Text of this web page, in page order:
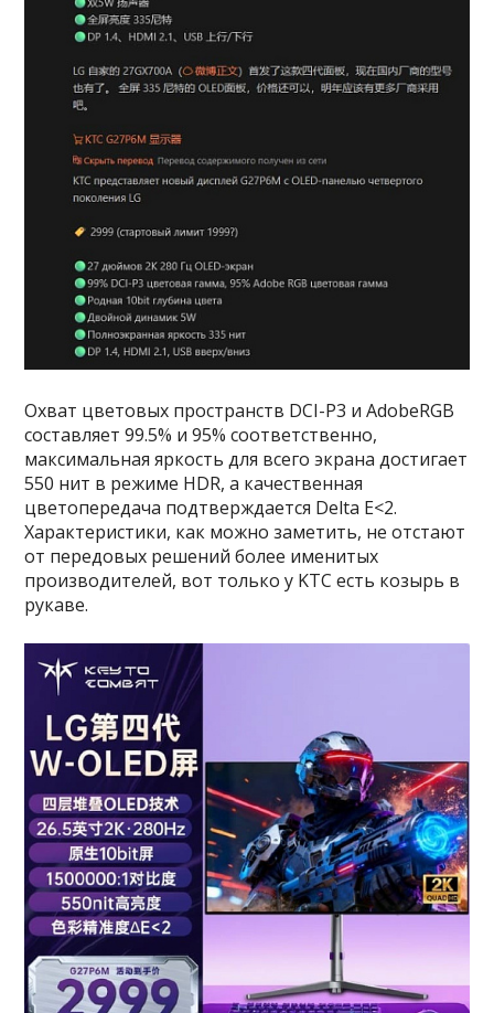
Охват цветовых пространств DCI-P3 и AdobeRGB
составляет 99.5% и 95% соответственно,
максимальная яркость для всего экрана достигает
550 нит в режиме HDR, а качественная
цветопередача подтверждается Delta E<2.
Характеристики, как можно заметить, не отстают
от передовых решений более именитых
производителей, вот только у KTC есть козырь в
рукаве.